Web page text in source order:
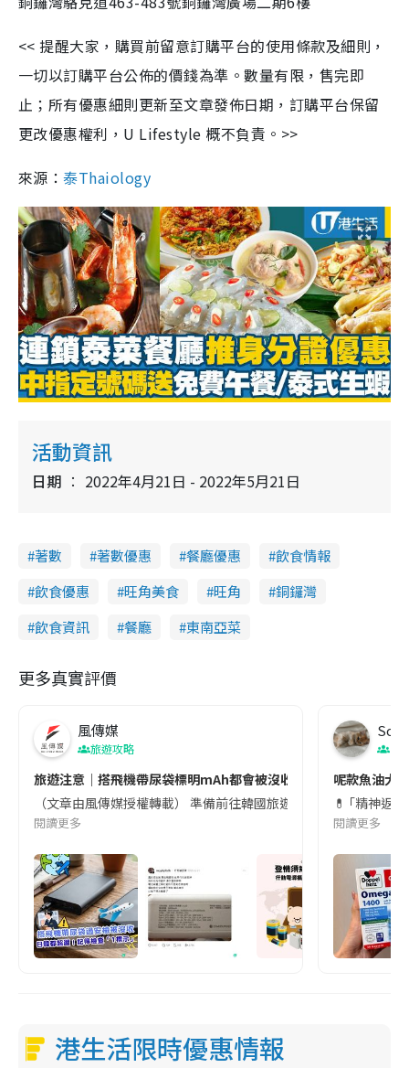
<<提醒大家，購買前留意訂購平台的使用條款及細則，
一切以訂購平台公佈的價錢為準。數量有限，售完即
止；所有優惠細則更新至文章發佈日期，訂購平台保留
更改優惠權利， U Lifestyle 概不負責。 >>
來源：泰Thaiology
活動資訊
日期 2022年4月21日 - 2022年5月21日
著數 著數優惠 餐廳優惠
飲食情報
飲食優惠
旺角美食 旺角
銅鑼灣
飲食資訊
餐廳 東南亞菜
更多真實評價
風傳媒
旅遊攻略
旅遊注意｜搭飛機帶尿袋標明mAh都會被沒收😱出發前切記檢查
（文章由風傳媒授權轉載） 準備前往韓國旅遊的民眾，近期要
閱讀更多
Soul
呢款魚油大
💊 ｢精神返
閱讀更多
港生活限時優惠情報